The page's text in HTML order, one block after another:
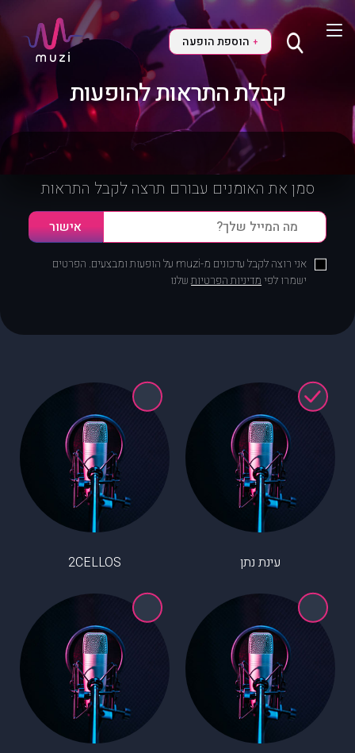
+ הוספת הופעה
קבלת התראות להופעות
סמן את האומנים עבורם תרצה לקבל התראות
אני רוצה לקבל עדכונים מ-muzi על הופעות ומבצעים. הפרטים
ישמרו לפימדיניות הפרטיותשלנו
עינת נתן 2CELLOS